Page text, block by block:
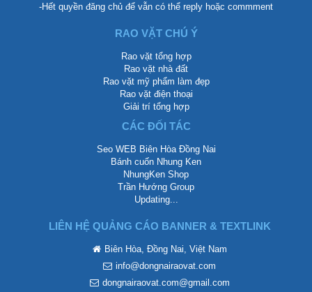
-Hết quyền đăng chủ để vẫn có thể reply hoặc commment
RAO VẶT CHÚ Ý
Rao vặt tổng hợp
Rao vặt nhà đất
Rao vặt mỹ phẩm làm đẹp
Rao vặt điện thoại
Giải trí tổng hợp
CÁC ĐỐI TÁC
Seo WEB Biên Hòa Đồng Nai
Bánh cuốn Nhung Ken
NhungKen Shop
Trần Hướng Group
Updating...
LIÊN HỆ QUẢNG CÁO BANNER & TEXTLINK
Biên Hòa, Đồng Nai, Việt Nam
info@dongnairaovat.com
dongnairaovat.com@gmail.com